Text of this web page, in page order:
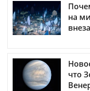
на
что